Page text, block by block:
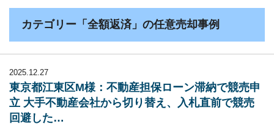
カテゴリー「全額返済」の任意売却事例
2025.12.27
東京都江東区M様：不動産担保ローン滞納で競売申
立 大手不動産会社から切り替え、入札直前で競売
回避した…